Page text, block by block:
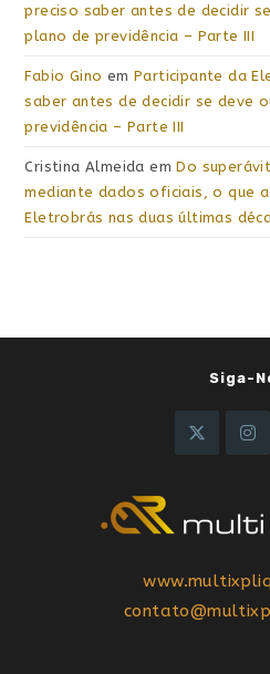
preciso saber antes de decidir
plano de previdência – Parte III
Fabio Gino emParticipante da
saber antes de decidir se deve
previdência – Parte III
Cristina Almeida emDo
mediante dados oficiais, o que
Eletrobrás nas duas últimas
Siga-